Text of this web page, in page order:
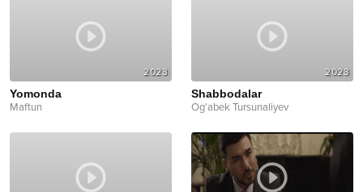
2023
Yomonda
Maftun
2023
Shabbodalar
Og'abek Tursunaliyev